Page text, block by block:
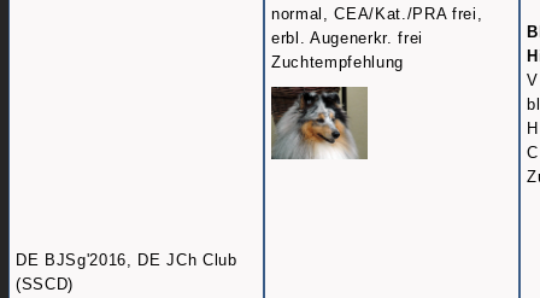
DE BJSg'2016, DE JCh Club
(SSCD)
normal, CEA/Kat./PRA frei,
erbl. Augenerkr. frei
Zuchtempfehlung